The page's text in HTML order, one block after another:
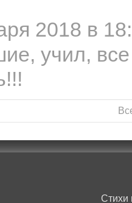
2018 в
учил,
Стихи